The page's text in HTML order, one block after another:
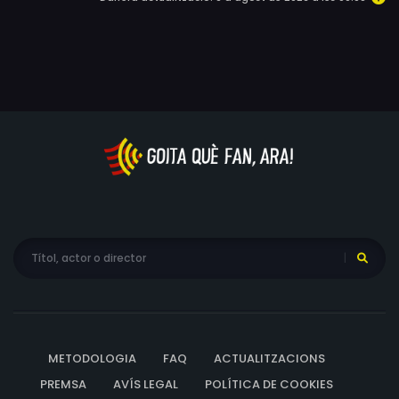
confiesa el crimen de forma inesperada, Flavia decide
seguir sus propias pistas para intentar demostrar su
METODOLOGIA FAQ
ACTUALITZACIONS
PREMSA
AVÍS LEGAL POLÍTICA DE COOKIES